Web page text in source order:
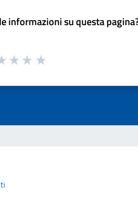
informazioni su questa